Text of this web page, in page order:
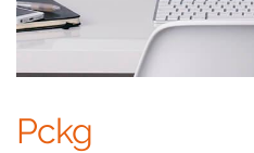
Pckg